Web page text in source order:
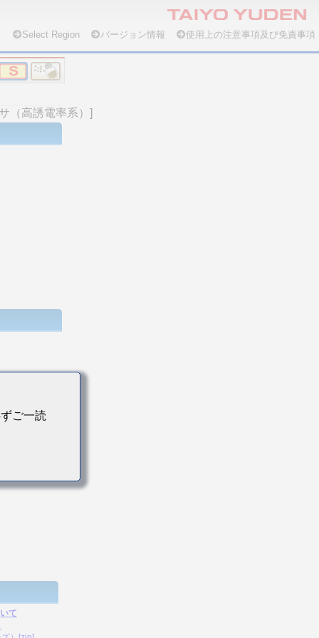
Select Region バージョン情報 使用上の注意事項及び免責事項
（高誘電率系）]
て
ご一読